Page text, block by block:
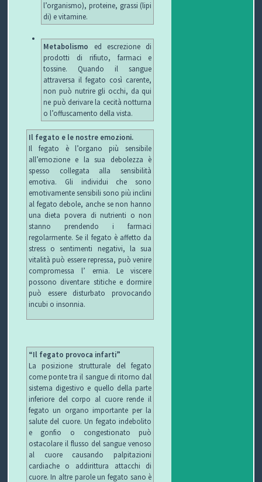
l’organismo), proteine, grassi (lipi
di) e vitamine.
Metabolismo ed escrezione di
prodotti di rifiuto, farmaci e
tossine. Quando il sangue
attraversa il fegato così carente,
non può nutrire gli occhi, da qui
ne può derivare la cecità notturna
o l’offuscamento della vista.
Il fegato e le nostre emozioni.
Il fegato è l’organo più sensibile
all’emozione e la sua debolezza è
spesso collegata alla sensibilità
emotiva. Gli individui che sono
emotivamente sensibili sono più inclini
al fegato debole, anche se non hanno
una dieta povera di nutrienti o non
stanno prendendo i farmaci
regolarmente. Se il fegato è affetto da
stress o sentimenti negativi, la sua
vitalità può essere repressa, può venire
compromessa l’ ernia. Le viscere
possono diventare stitiche e dormire
può essere disturbato provocando
incubi o insonnia.
“Il fegato provoca infarti”
La posizione strutturale del fegato
come ponte tra il sangue di ritorno dal
sistema digestivo e quello della parte
inferiore del corpo al cuore rende il
fegato un organo importante per la
salute del cuore. Un fegato indebolito
e gonfio o congestionato può
ostacolare il flusso del sangue venoso
al cuore causando palpitazioni
cardiache o addirittura attacchi di
cuore. In altre parole un fegato sano è